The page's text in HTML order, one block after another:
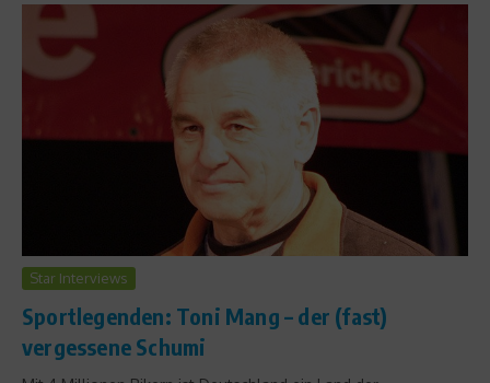
Star Interviews
Sportlegenden: Toni Mang – der (fast)
vergessene Schumi